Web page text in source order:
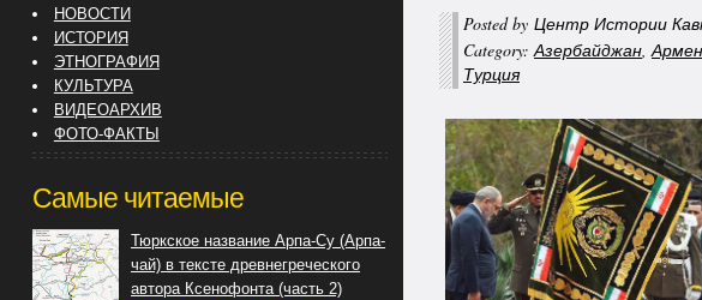
Posted by Центр Истории
Category:Азербайджан,
Турция
НОВОСТИ
ИСТОРИЯ
ЭТНОГРАФИЯ
КУЛЬТУРА
ВИДЕОАРХИВ
ФОТО-ФАКТЫ
Самые читаемые
Тюркское название Арпа-Су (Арпа-
чай) в тексте древнегреческого
автора Ксенофонта (часть 2)